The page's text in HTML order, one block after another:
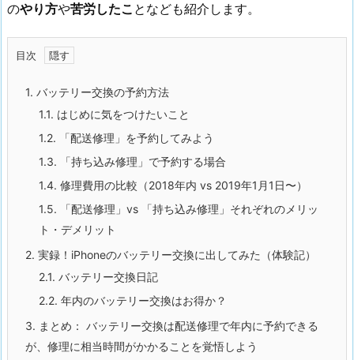
のやり方や苦労したこ となども紹介します。
目次
1. バッテリー交換の予約方法
1.1. はじめに気をつけたいこと
1.2. 「配送修理」を予約してみよう
1.3. 「持ち込み修理」で予約する場合
1.4. 修理費用の比較（2018年内 vs 2019年1月1日〜）
1.5. 「配送修理」vs 「持ち込み修理」それぞれのメリッ
ト・デメリット
2. 実録！iPhoneのバッテリー交換に出してみた（体験記）
2.1. バッテリー交換日記
2.2. 年内のバッテリー交換はお得か？
3. まとめ： バッテリー交換は配送修理で年内に予約できる
が、修理に相当時間がかかることを覚悟しよう